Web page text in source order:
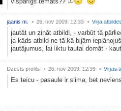
jaanis m. 26. nov 2009. 12:33 Viņa
jautāt un zināt atbildi, - varbūt tā
ja kāds atbild ne tā kā bijām
jautājumus, lai liktu tautai domāt -
Dzēsts profils 26. nov 2009. 12:39 Viņas
Es teicu - pasaule ir slima, bet